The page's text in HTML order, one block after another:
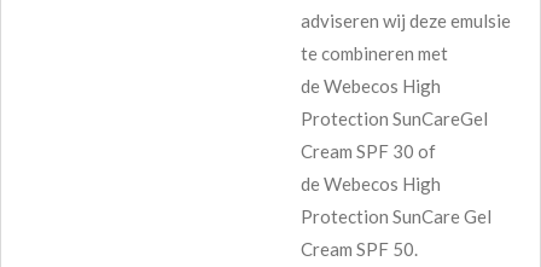
adviseren wij deze emulsie
te combineren met
deWebecos High
Protection SunCareGel
Cream SPF 30 of
deWebecos High
Protection SunCare Gel
Cream SPF 50.